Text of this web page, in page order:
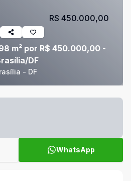
m² por R$ 450.000,00 -
DF
- DF
R$ 450.000,00
WhatsApp